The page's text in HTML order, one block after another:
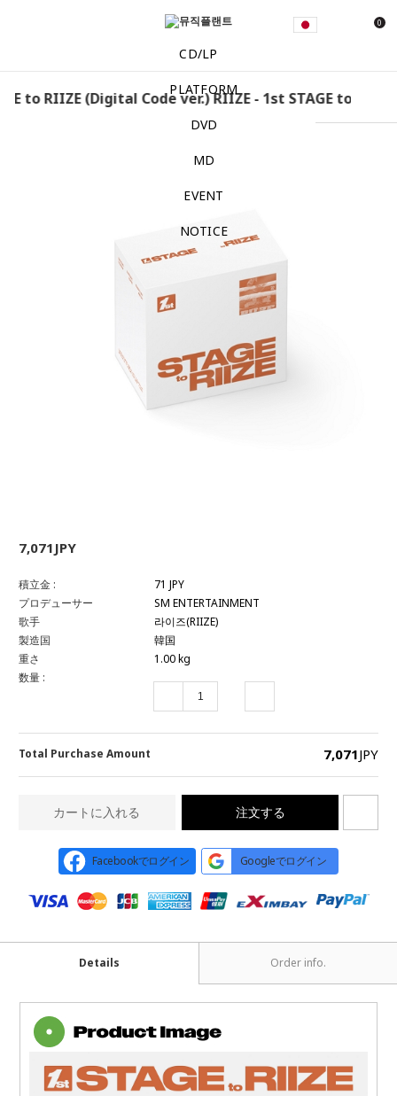
0
CD/LP
PLATFORM
DVD
MD
EVENT
NOTICE
to RIIZE (Digital Code ver.) RIIZE - 1st STAGE to
7,071JPY
積立金 :
71 JPY
プロデューサー
SM ENTERTAINMENT
歌手
라이즈(RIIZE)
製造国
韓国
重さ
1.00 kg
数量 :
Total Purchase Amount 7,071JPY
カートに入れる 注文する
Facebookでログイン Googleでログイン
Details Order info.